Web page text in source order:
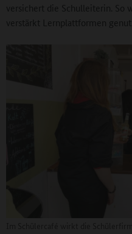
versichert die Schulleiterin. So
verstärkt Lernplattformen